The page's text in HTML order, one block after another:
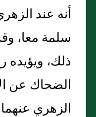
أنه عند
سلمة معا،
ذلك، ويؤيده
الضحاك عن
الزهري